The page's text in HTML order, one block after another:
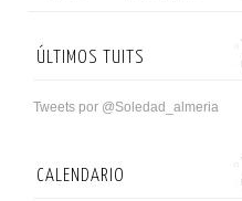
ÚLTIMOS TUITS
Tweets por @Soledad_almeria
CALENDARIO